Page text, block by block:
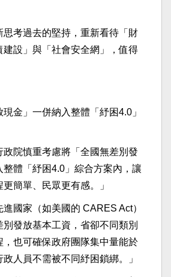
思考過去的堅持，重新看待「財
建設」與「社會安全網」，值得
金」一併納入整體「紓困4.0」
政院慎重考慮將「全國無差別發
整體「紓困4.0」綜合方案內，讓
簡單、民眾更有感。」
進國家（如美國的 CARES Act）
發放基本工資，省卻不同類別
，也可確保政府團隊集中量能於
人員不需被不同紓困鎖綁。」